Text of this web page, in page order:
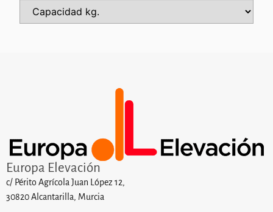
Europa Elevación
c/ Périto Agrícola Juan López 12,
30820 Alcantarilla, Murcia